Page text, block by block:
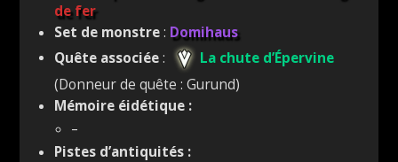
de fer
Set de monstre: Domihaus
Quête associée:
La chute d’Épervine
(Donneur de quête : Gurund)
Mémoire éidétique :
–
Pistes d’antiquités :